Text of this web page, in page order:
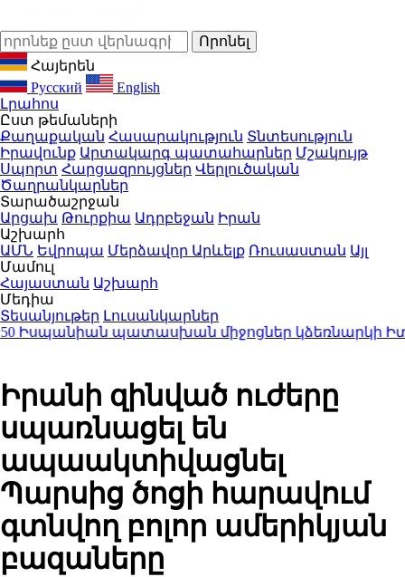
Հայերեն
Русский
English
Լրահոս
Ըստ թեմաների
Քաղաքական Հասարակություն Տնտեսություն
Իրավունք Արտակարգ պատահարներ Մշակույթ
Սպորտ Հարցազրույցներ Վերլուծական
Ծաղրանկարներ
Տարածաշրջան
Արցախ Թուրքիա Ադրբեջան Իրան
Աշխարհ
ԱՄՆ Եվրոպա Մերձավոր Արևելք Ռուսաստան Այլ
Մամուլ
Հայաստան Աշխարհ
Մեդիա
Տեսանյութեր Լուսանկարներ
պատասխան միջոցներ կձեռնարկի
Իրանի զինված ուժերը
սպառնացել են
ապաակտիվացնել
Պարսից ծոցի հարավում
գտնվող բոլոր ամերիկյան
բազաները